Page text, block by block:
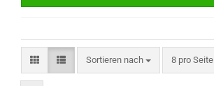
Sortieren nach 8 pro Seite